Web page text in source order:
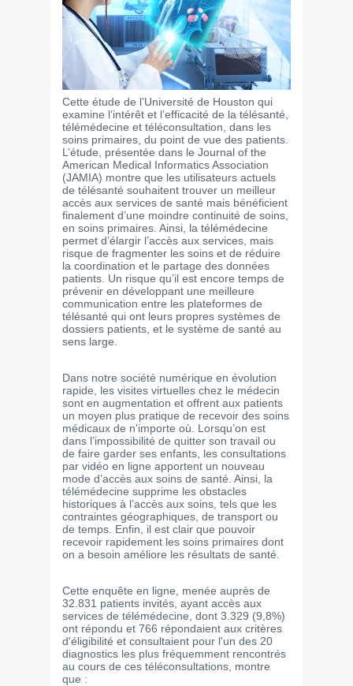
Cette étude de l’Université de Houston qui
examine l’intérêt et l’efficacité de la télésanté,
télémédecine et téléconsultation, dans les
soins primaires, du point de vue des patients.
L’étude, présentée dans le Journal of the
American Medical Informatics Association
(JAMIA) montre que les utilisateurs actuels
de télésanté souhaitent trouver un meilleur
accès aux services de santé mais bénéficient
finalement d’une moindre continuité de soins,
en soins primaires. Ainsi, la télémédecine
permet d’élargir l’accès aux services, mais
risque de fragmenter les soins et de réduire
la coordination et le partage des données
patients. Un risque qu’il est encore temps de
prévenir en développant une meilleure
communication entre les plateformes de
télésanté qui ont leurs propres systèmes de
dossiers patients, et le système de santé au
sens large.
Dans notre société numérique en évolution
rapide, les visites virtuelles chez le médecin
sont en augmentation et offrent aux patients
un moyen plus pratique de recevoir des soins
médicaux de n'importe où. Lorsqu’on est
dans l’impossibilité de quitter son travail ou
de faire garder ses enfants, les consultations
par vidéo en ligne apportent un nouveau
mode d’accès aux soins de santé. Ainsi, la
télémédecine supprime les obstacles
historiques à l’accès aux soins, tels que les
contraintes géographiques, de transport ou
de temps. Enfin, il est clair que pouvoir
recevoir rapidement les soins primaires dont
on a besoin améliore les résultats de santé.
Cette enquête en ligne, menée auprès de
32.831 patients invités, ayant accès aux
services de télémédecine, dont 3.329 (9,8%)
ont répondu et 766 répondaient aux critères
d'éligibilité et consultaient pour l'un des 20
diagnostics les plus fréquemment rencontrés
au cours de ces téléconsultations, montre
que :